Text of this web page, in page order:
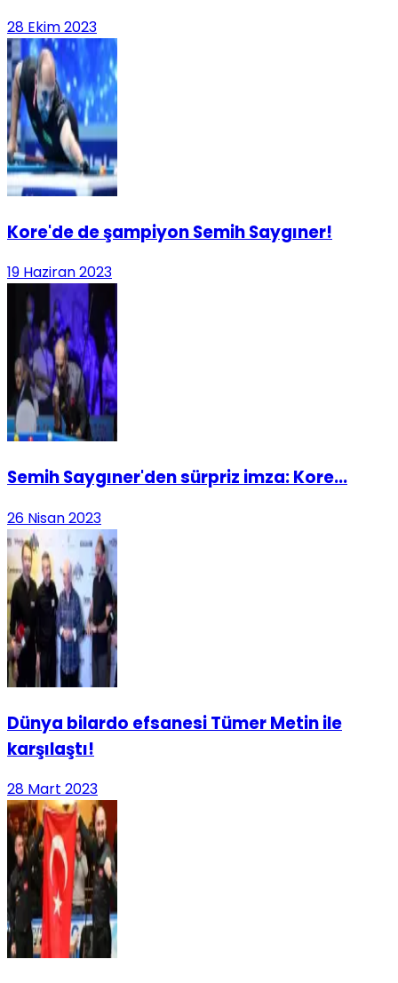
28 Ekim 2023
Kore'de de şampiyon Semih Saygıner!
19 Haziran 2023
Semih Saygıner'den sürpriz imza: Kore...
26 Nisan 2023
Dünya bilardo efsanesi Tümer Metin ile
karşılaştı!
28 Mart 2023